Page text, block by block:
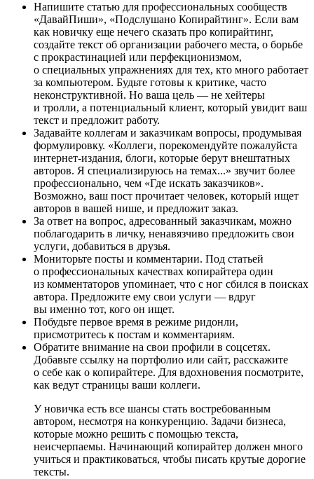
Напишите статью для профессиональных сообществ
«ДавайПиши», «Подслушано Копирайтинг». Если вам
как новичку еще нечего сказать про копирайтинг,
создайте текст об организации рабочего места, о борьбе
с прокрастинацией или перфекционизмом,
о специальных упражнениях для тех, кто много работает
за компьютером. Будьте готовы к критике, часто
неконструктивной. Но ваша цель — не хейтеры
и тролли, а потенциальный клиент, который увидит ваш
текст и предложит работу.
Задавайте коллегам и заказчикам вопросы, продумывая
формулировку. «Коллеги, порекомендуйте пожалуйста
интернет-издания, блоги, которые берут внештатных
авторов. Я специализируюсь на темах...» звучит более
профессионально, чем «Где искать заказчиков».
Возможно, ваш пост прочитает человек, который ищет
авторов в вашей нише, и предложит заказ.
За ответ на вопрос, адресованный заказчикам, можно
поблагодарить в личку, ненавязчиво предложить свои
услуги, добавиться в друзья.
Мониторьте посты и комментарии. Под статьей
о профессиональных качествах копирайтера один
из комментаторов упоминает, что с ног сбился в поисках
автора. Предложите ему свои услуги — вдруг
вы именно тот, кого он ищет.
Побудьте первое время в режиме ридонли,
присмотритесь к постам и комментариям.
Обратите внимание на свои профили в соцсетях.
Добавьте ссылку на портфолио или сайт, расскажите
о себе как о копирайтере. Для вдохновения посмотрите,
как ведут страницы ваши коллеги.
У новичка есть все шансы стать востребованным
автором, несмотря на конкуренцию. Задачи бизнеса,
которые можно решить с помощью текста,
неисчерпаемы. Начинающий копирайтер должен много
учиться и практиковаться, чтобы писать крутые дорогие
тексты.